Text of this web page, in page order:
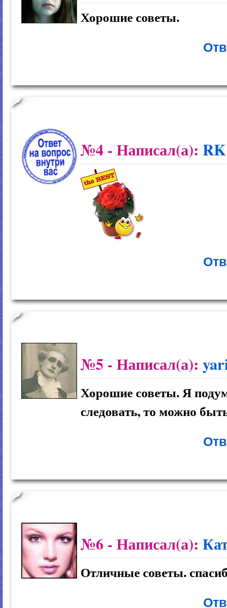
Хорошие советы.
№4 - Написал(а): RK
№5 - Написал(а):
Хорошие советы. Я
следовать, то можно
№6 - Написал(а):
Отличные советы.